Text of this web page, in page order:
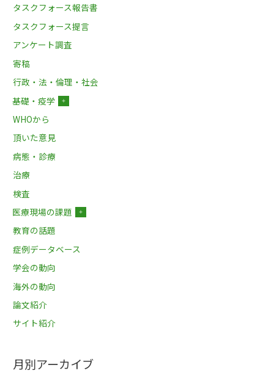
タスクフォース報告書
タスクフォース提言
アンケート調査
寄稿
行政・法・倫理・社会
基礎・疫学
＋
WHOから
頂いた意見
病態・診療
治療
検査
医療現場の課題
＋
教育の話題
症例データベース
学会の動向
海外の動向
論文紹介
サイト紹介
月別アーカイブ